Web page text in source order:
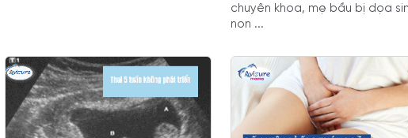
chuyên khoa, mẹ bầu bị dọa
non ...